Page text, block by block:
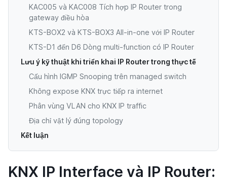
KAC005 và KAC008 Tích hợp IP Router trong
gateway điều hòa
KTS-BOX2 và KTS-BOX3 All-in-one với IP Router
KTS-D1 đến D6 Dòng multi-function có IP Router
Lưu ý kỹ thuật khi triển khai IP Router trong thực tế
Cấu hình IGMP Snooping trên managed switch
Không expose KNX trực tiếp ra internet
Phân vùng VLAN cho KNX IP traffic
Địa chỉ vật lý đúng topology
Kết luận
KNX IP Interface và IP Router: